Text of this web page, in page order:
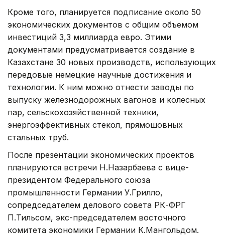
Кроме того, планируется подписание около 50
экономических документов с общим объемом
инвестиций 3,3 миллиарда евро. Этими
документами предусматривается создание в
Казахстане 30 новых производств, использующих
передовые немецкие научные достижения и
технологии. К ним можно отнести заводы по
выпуску железнодорожных вагонов и колесных
пар, сельскохозяйственной техники,
энергоэффективных стекол, прямошовных
стальных труб.
После презентации экономических проектов
планируются встречи Н.Назарбаева с вице-
президентом Федерального союза
промышленности Германии У.Грилло,
сопредседателем делового совета РК-ФРГ
П.Тильсом, экс-председателем восточного
комитета экономики Германии К.Мангольдом.